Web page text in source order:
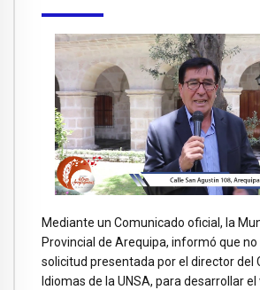
Mediante un Comunicado oficial, la
Provincial de Arequipa, informó que
solicitud presentada por el director del
Idiomas de la UNSA, para desarrollar